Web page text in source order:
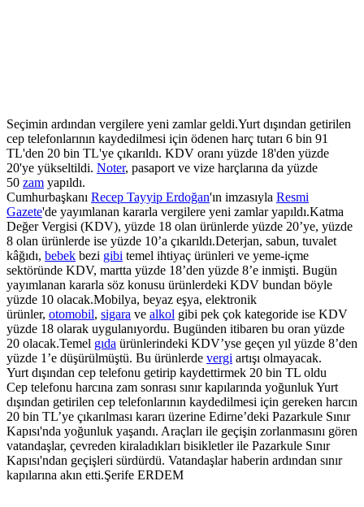
Seçimin ardından vergilere yeni zamlar geldi.Yurt dışından getirilen
cep telefonlarının kaydedilmesi için ödenen harç tutarı 6 bin 91
TL'den 20 bin TL'ye çıkarıldı. KDV oranı yüzde 18'den yüzde
20'ye yükseltildi. Noter, pasaport ve vize harçlarına da yüzde
50 zam yapıldı.
Cumhurbaşkanı Recep Tayyip Erdoğan'ın imzasıyla Resmi
Gazete'de yayımlanan kararla vergilere yeni zamlar yapıldı.Katma
Değer Vergisi (KDV), yüzde 18 olan ürünlerde yüzde 20’ye, yüzde
8 olan ürünlerde ise yüzde 10’a çıkarıldı.Deterjan, sabun, tuvalet
kâğıdı, bebek bezi gibi temel ihtiyaç ürünleri ve yeme-içme
sektöründe KDV, martta yüzde 18’den yüzde 8’e inmişti. Bugün
yayımlanan kararla söz konusu ürünlerdeki KDV bundan böyle
yüzde 10 olacak.Mobilya, beyaz eşya, elektronik
ürünler, otomobil, sigara ve alkol gibi pek çok kategoride ise KDV
yüzde 18 olarak uygulanıyordu. Bugünden itibaren bu oran yüzde
20 olacak.Temel gıda ürünlerindeki KDV’yse geçen yıl yüzde 8’den
yüzde 1’e düşürülmüştü. Bu ürünlerde vergi artışı olmayacak.
Yurt dışından cep telefonu getirip kaydettirmek 20 bin TL oldu
Cep telefonu harcına zam sonrası sınır kapılarında yoğunluk Yurt
dışından getirilen cep telefonlarının kaydedilmesi için gereken harcın
20 bin TL’ye çıkarılması kararı üzerine Edirne’deki Pazarkule Sınır
Kapısı'nda yoğunluk yaşandı. Araçları ile geçişin zorlanmasını gören
vatandaşlar, çevreden kiraladıkları bisikletler ile Pazarkule Sınır
Kapısı'ndan geçişleri sürdürdü. Vatandaşlar haberin ardından sınır
kapılarına akın etti.Şerife ERDEM